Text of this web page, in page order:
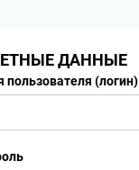
ДАННЫЕ
пользователя (логин)